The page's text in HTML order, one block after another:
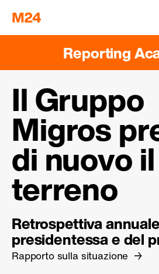
Reporting
Il Gruppo
Migros
di nuovo il
terreno
Retrospettiva
presidentessa e del
Rapporto sulla situazione